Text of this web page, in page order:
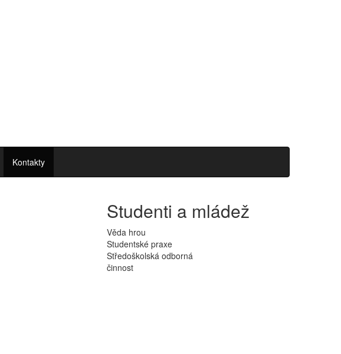
Kontakty
Studenti a mládež
Věda hrou
Studentské praxe
Středoškolská odborná
činnost